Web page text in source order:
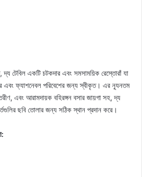
দ্য টেবিল একটি চটকদার এবং সমসাময়িক রেস্তোরাঁ যা
এবং ফ্যাশনেবল পরিবেশের জন্য স্বীকৃত। এর ন্যূনতম
এবং আরামদায়ক বহিরঙ্গন বসার জায়গা সহ, দ্য
ছবি তোলার জন্য সঠিক স্থান প্রদান করে।